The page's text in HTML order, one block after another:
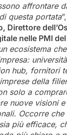
affrontare
questa portata”,
Direttore
nelle PMI
ecosistema
hub, fornitori
della
solo a
nuove visioni
Occorre che
più efficace,